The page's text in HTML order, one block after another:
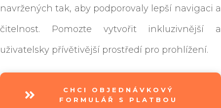
navržených tak, aby podporovaly lepší navigaci a
čitelnost. Pomozte vytvořit inkluzivnější a
uživatelsky přívětivější prostředí pro prohlížení.
CHCI OBJEDNÁVKOVÝ
FORMULÁŘ S PLATBOU